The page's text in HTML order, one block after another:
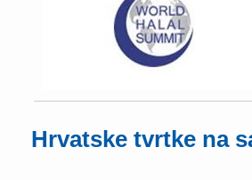
Hrvatske tvrtke na